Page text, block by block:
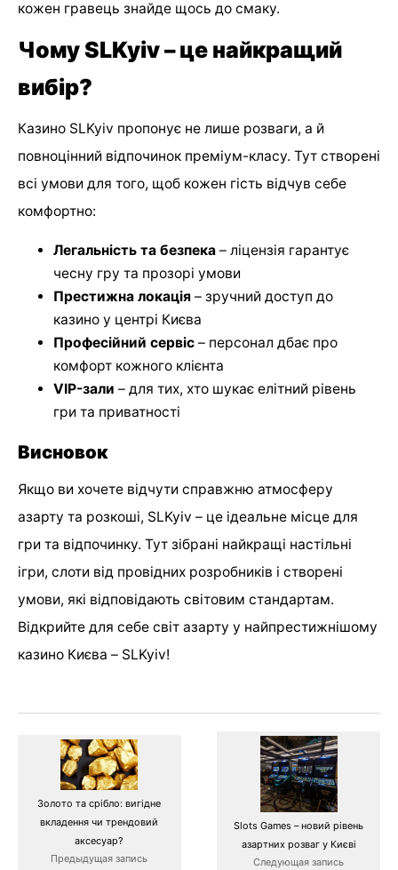
кожен гравець знайде щось до смаку.
Чому SLKyiv – це найкращий
вибір?
Казино SLKyiv пропонує не лише розваги, а й
повноцінний відпочинок преміум-класу. Тут створені
всі умови для того, щоб кожен гість відчув себе
комфортно:
Легальність та безпека – ліцензія гарантує
чесну гру та прозорі умови
Престижна локація – зручний доступ до
казино у центрі Києва
Професійний сервіс – персонал дбає про
комфорт кожного клієнта
VIP-зали – для тих, хто шукає елітний рівень
гри та приватності
Висновок
Якщо ви хочете відчути справжню атмосферу
азарту та розкоші, SLKyiv – це ідеальне місце для
гри та відпочинку. Тут зібрані найкращі настільні
ігри, слоти від провідних розробників і створені
умови, які відповідають світовим стандартам.
Відкрийте для себе світ азарту у найпрестижнішому
казино Києва – SLKyiv!
Золото та срібло: вигідне
вкладення чи трендовий
аксесуар?
Предыдущая запись
Slots Games – новий рівень
азартних розваг у Києві
Следующая запись